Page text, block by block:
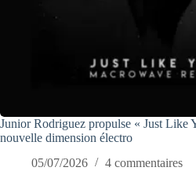
Junior Rodriguez propulse « Just Like
nouvelle dimension électro
05/07/2026
4 commentaires